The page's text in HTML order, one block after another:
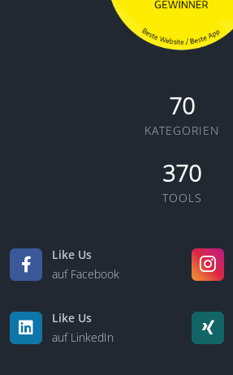
70
KATEGORIEN
370
TOOLS
Like Us
auf Facebook
Like Us
auf LinkedIn